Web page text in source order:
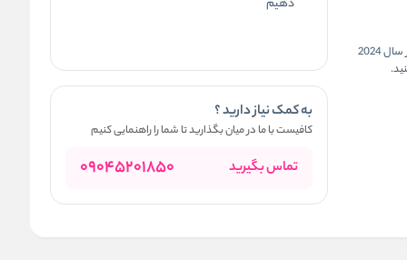
یکی از محبوبترین و پرفروشترین محصولات ضد ریزش و تقویت مو در سال 2024
دهیم
به کمک نیاز دارید ؟
کافیست با ما در میان بگذارید تا شما را راهنمایی کنیم
تماس بگیرید 09045201850